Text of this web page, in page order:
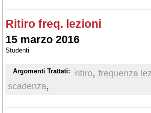
Ritiro freq. lezioni
15 marzo 2016
Studenti
Argomenti Trattati: ritiro, frequenza
scadenza,